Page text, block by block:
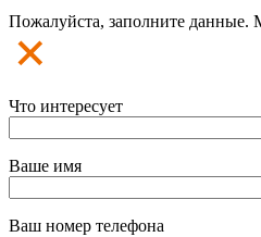
Пожалуйста, заполните данные.
Что интересует
Ваше имя
Ваш номер телефона